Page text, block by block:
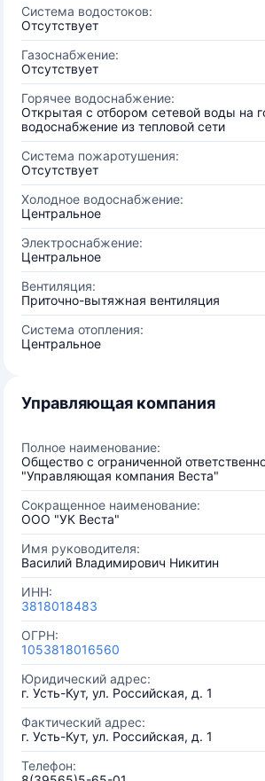
Система водостоков:
Отсутствует
Газоснабжение:
Отсутствует
Горячее водоснабжение:
Открытая с отбором сетевой воды на
водоснабжение из тепловой сети
Система пожаротушения:
Отсутствует
Холодное водоснабжение:
Центральное
Электроснабжение:
Центральное
Вентиляция:
Приточно-вытяжная вентиляция
Система отопления:
Центральное
Управляющая компания
Полное наименование:
Общество с ограниченной
"Управляющая компания Веста"
Сокращенное наименование:
ООО "УК Веста"
Имя руководителя:
Василий Владимирович Никитин
ИНН:
3818018483
ОГРН:
1053818016560
Юридический адрес:
г. Усть-Кут, ул. Российская, д. 1
Фактический адрес:
г. Усть-Кут, ул. Российская, д. 1
Телефон: